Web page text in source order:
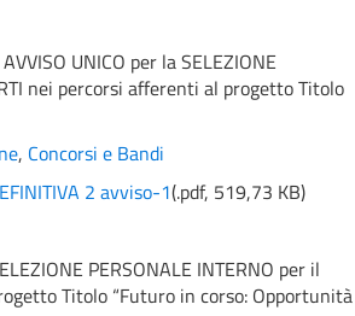
UNICO per la SELEZIONE
nei percorsi afferenti al progetto Titolo
, Concorsi e Bandi
2 avviso-1(.pdf, 519,73 KB)
PERSONALE INTERNO per il
Titolo “Futuro in corso: Opportunità